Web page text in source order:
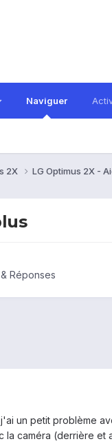
Naviguer
2X LG Optimus 2X -
Réponses
un petit problème
caméra (derrière et